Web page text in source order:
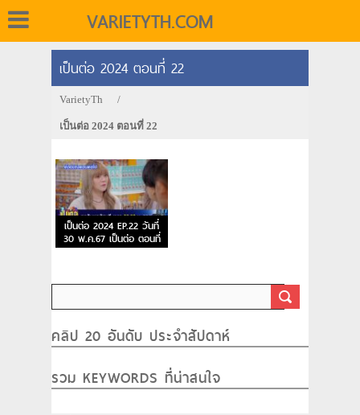
VARIETYTH.COM
เป็นต่อ 2024 ตอนที่ 22
VarietyTh /
เป็นต่อ 2024 ตอนที่ 22
เป็นต่อ 2024 EP.22 วันที่
30 พ.ค.67 เป็นต่อ ตอนที่
22
คลิป 20 อันดับ ประจำสัปดาห์
รวม KEYWORDS ที่น่าสนใจ